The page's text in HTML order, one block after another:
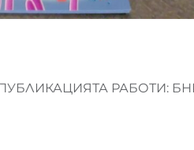
РАБОТИ: